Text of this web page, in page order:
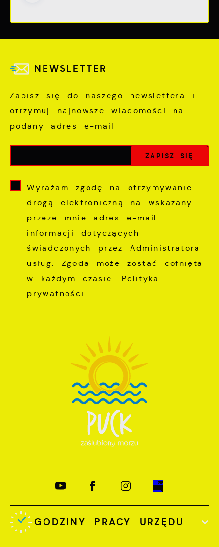
NEWSLETTER
Zapisz się do naszego newslettera i
otrzymuj najnowsze wiadomości na
podany adres e-mail
Wyrażam zgodę na otrzymywanie
drogą elektroniczną na wskazany
przeze mnie adres e-mail
informacji dotyczących
świadczonych przez Administratora
usług. Zgoda może zostać cofnięta
w każdym czasie. Polityka
prywatności
GODZINY PRACY URZĘDU